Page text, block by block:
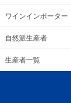
ワインインポーター
自然派生産者
生産者一覧